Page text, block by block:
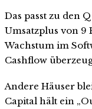
Das passt zu den
Umsatzplus von 9
Wachstum im
Cashflow
Andere Häuser
Capital hält ein